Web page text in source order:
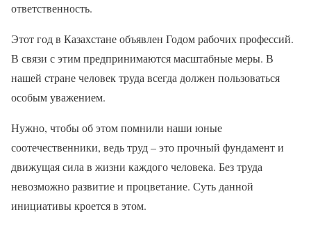
ответственность.
Этот год в Казахстане объявлен Годом рабочих профессий.
В связи с этим предпринимаются масштабные меры. В
нашей стране человек труда всегда должен пользоваться
особым уважением.
Нужно, чтобы об этом помнили наши юные
соотечественники, ведь труд – это прочный фундамент и
движущая сила в жизни каждого человека. Без труда
невозможно развитие и процветание. Суть данной
инициативы кроется в этом.